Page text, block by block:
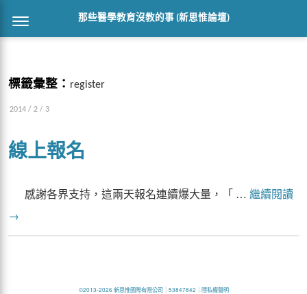
那些醫學教育沒教的事 (新思惟論壇)
標籤彙整： register
2014 / 2 / 3
線上報名
感謝各界支持，這兩天報名連續爆大量，「 … 繼續閱讀
→
©2013-2026 新思惟國際有限公司｜ 53847842 ｜ 隱私權聲明